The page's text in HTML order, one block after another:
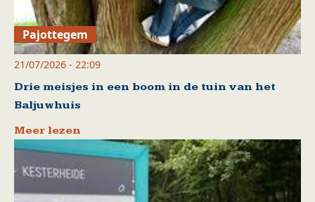
Pajottegem
21/07/2026 - 22:09
Drie meisjes in een boom in de tuin van het
Baljuwhuis
Meer lezen